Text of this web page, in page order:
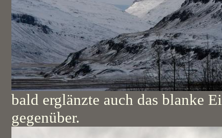
bald erglänzte auch das blanke
gegenüber.